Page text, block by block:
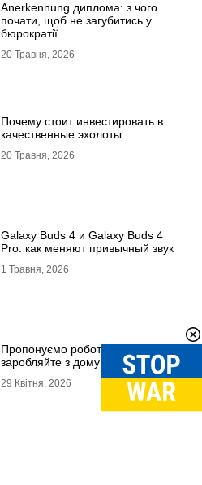
Anerkennung диплома: з чого
почати, щоб не загубитись у
бюрократії
20 Травня, 2026
Почему стоит инвестировать в
качественные эхолоты
20 Травня, 2026
Galaxy Buds 4 и Galaxy Buds 4
Pro: как меняют привычный звук
1 Травня, 2026
Пропонуємо роботу онлайн –
заробляйте з дому!
29 Квітня, 2026